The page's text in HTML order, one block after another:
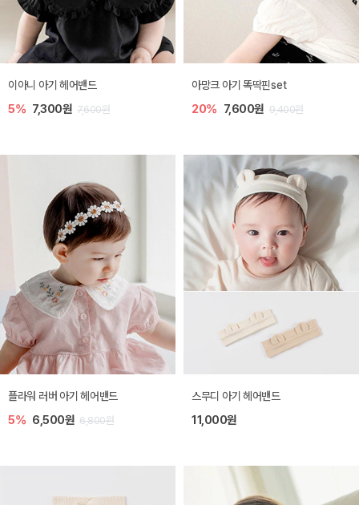
이아니 아기 헤어밴드
5% 7,300원 7,600원
아망크 아기 똑딱핀set
20% 7,600원 9,400원
플라워 러버 아기 헤어밴드
5% 6,500원 6,800원
스무디 아기 헤어밴드
11,000원